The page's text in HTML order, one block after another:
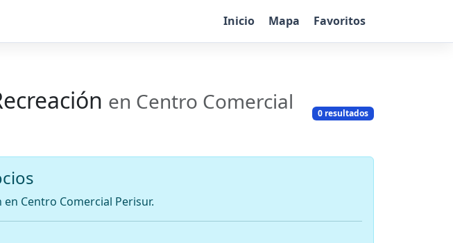
Inicio Mapa Favoritos
en Centro Comercial
0 resultados
Centro Comercial Perisur.